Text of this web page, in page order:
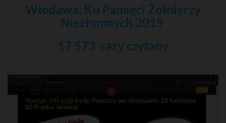
Włodawa: Ku Pamięci Żołnierzy
Niezłomnych 2019
17 573 razy czytany